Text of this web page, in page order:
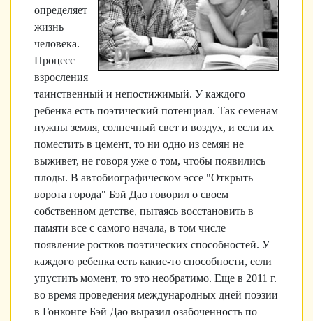
определяет
жизнь
человека.
Процесс
взросления
таинственный и непостижимый. У каждого
ребенка есть поэтический потенциал. Так семенам
нужны земля, солнечный свет и воздух, и если их
поместить в цемент, то ни одно из семян не
выживет, не говоря уже о том, чтобы появились
плоды. В автобиографическом эссе "Открыть
ворота города" Бэй Дао говорил о своем
собственном детстве, пытаясь восстановить в
памяти все с самого начала, в том числе
появление ростков поэтических способностей. У
каждого ребенка есть какие-то способности, если
упустить момент, то это необратимо. Еще в 2011 г.
во время проведения международных дней поэзии
в Гонконге Бэй Дао выразил озабоченность по